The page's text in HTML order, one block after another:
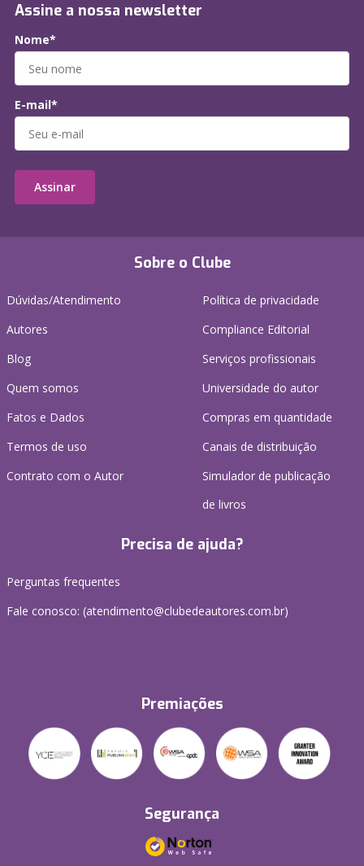
Sobre o Clube
Dúvidas/Atendimento
Autores
Blog
Quem somos
Fatos e Dados
Termos de uso
Contrato com o Autor
Política de privacidade
Compliance Editorial
Serviços profissionais
Universidade do autor
Compras em quantidade
Canais de distribuição
Simulador de publicação
de livros
Precisa de ajuda?
Perguntas frequentes
Fale conosco: (atendimento@clubedeautores.com.br)
Premiações
Segurança
Assine a nossa newsletter
Nome*
E-mail*
Assinar